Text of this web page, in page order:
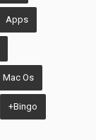
Apps
Mac Os
+Bingo